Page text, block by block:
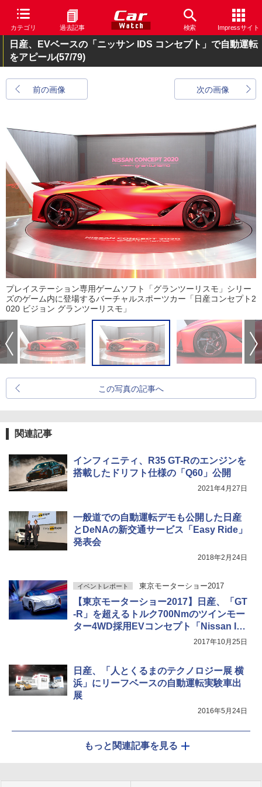
カテゴリ 過去記事 検索 Impressサイト
日産、EVベースの「ニッサン IDS コンセプト」で自動運転
をアピール(57/79)
前の画像 次の画像
プレイステーション専用ゲームソフト「グランツーリスモ」シリー
ズのゲーム内に登場するバーチャルスポーツカー「日産コンセプト2
020 ビジョン グランツーリスモ」
この写真の記事へ
関連記事
インフィニティ、R35 GT-Rのエンジンを
搭載したドリフト仕様の「Q60」公開
2021年4月27日
一般道での自動運転デモも公開した日産
とDeNAの新交通サービス「Easy Ride」
発表会
2018年2月24日
イベントレポート 東京モーターショー2017
【東京モーターショー2017】日産、「GT
-R」を超えるトルク700Nmのツインモー
ター4WD採用EVコンセプト「Nissan IM
2017年10月25日
日産、「人とくるまのテクノロジー展 横
浜」にリーフベースの自動運転実験車出
展
2016年5月24日
もっと関連記事を見る